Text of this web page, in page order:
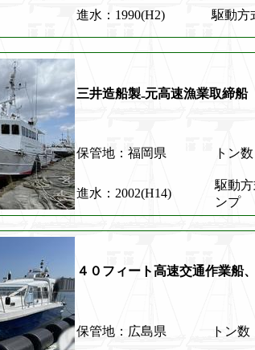
進水：1990(H2) 駆動方
三井造船製₋元高速漁業取締船
保管地：福岡県 トン
進水：2002(H14)
駆動
ンプ
４０フィート高速交通作業船
保管地：広島県 トン数